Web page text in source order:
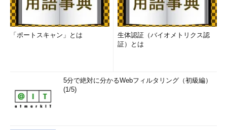
「ポートスキャン」とは
生体認証（バイオメトリクス認
証）とは
5分で絶対に分かるWebフィルタリング（初級編）
(1/5)